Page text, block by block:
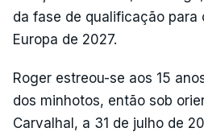
da fase de qualificação para
Europa de 2027.
Roger estreou-se aos 15
dos minhotos, então sob
Carvalhal, a 31 de julho de